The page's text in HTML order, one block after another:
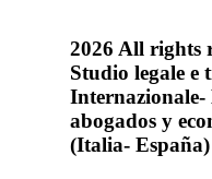
2026 All rights
Studio legale e
Internazionale-
abogados y
(Italia- España)